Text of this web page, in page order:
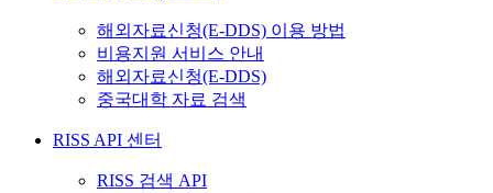
해외자료신청(E-DDS) 이용 방법
비용지원 서비스 안내
해외자료신청(E-DDS)
중국대학 자료 검색
RISS API 센터
RISS 검색 API